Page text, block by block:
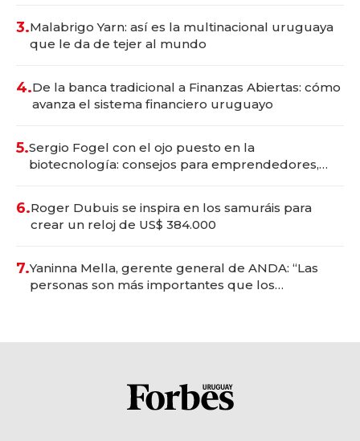
3.Malabrigo Yarn: así es la multinacional uruguaya
que le da de tejer al mundo
4.De la banca tradicional a Finanzas Abiertas: cómo
avanza el sistema financiero uruguayo
5.Sergio Fogel con el ojo puesto en la
biotecnología: consejos para emprendedores,
6.Roger Dubuis se inspira en los samuráis para
crear un reloj de US$ 384.000
7.Yaninna Mella, gerente general de ANDA: “Las
personas son más importantes que los